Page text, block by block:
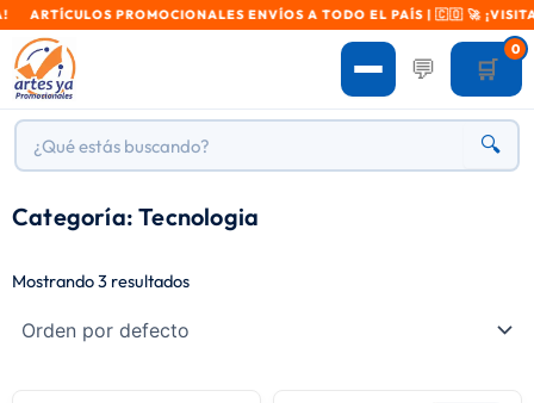
PROMOCIONALES ENVÍOS A TODO EL PAÍS | 🇨🇴 🚀
💬 🛒
0
🔍
Categoría: Tecnologia
Mostrando 3 resultados